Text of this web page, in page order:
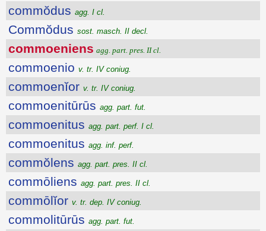
commŏdus agg. I cl.
Commŏdus sost. masch. II decl.
commoeniens agg. part. pres. II cl.
commoenio v. tr. IV coniug.
commoenĭor v. tr. IV coniug.
commoenitūrūs agg. part. fut.
commoenitus agg. part. perf. I cl.
commoenitus agg. inf. perf.
commŏlens agg. part. pres. II cl.
commōliens agg. part. pres. II cl.
commōlĭor v. tr. dep. IV coniug.
commolitūrūs agg. part. fut.